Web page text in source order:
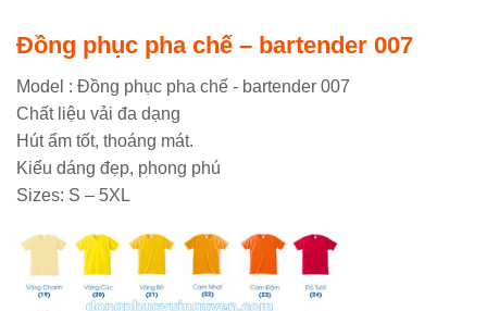
Đồng phục pha chế – bartender 007
Model : Đồng phục pha chế - bartender 007
Chất liệu vải đa dạng
Hút ẩm tốt, thoáng mát.
Kiểu dáng đẹp, phong phú
Sizes: S – 5XL